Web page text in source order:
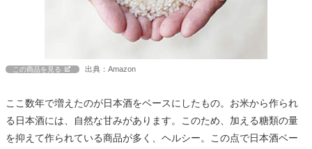
この商品を見る 出典：Amazon
ここ数年で増えたのが日本酒をベースにしたもの。お米から作られ
る日本酒には、自然な甘みがあります。このため、加える糖類の量
を抑えて作られている商品が多く、ヘルシー。この点で日本酒ベー